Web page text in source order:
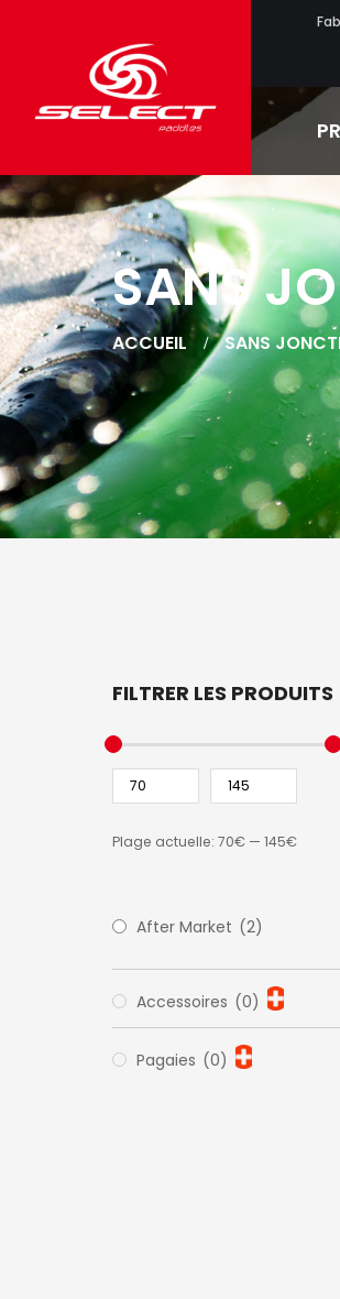
SANS
ACCUEIL SANS
FILTRER LES PRODUITS
Plage actuelle: 70€ — 145€
After Market (2)
Accessoires (0)
Pagaies (0)